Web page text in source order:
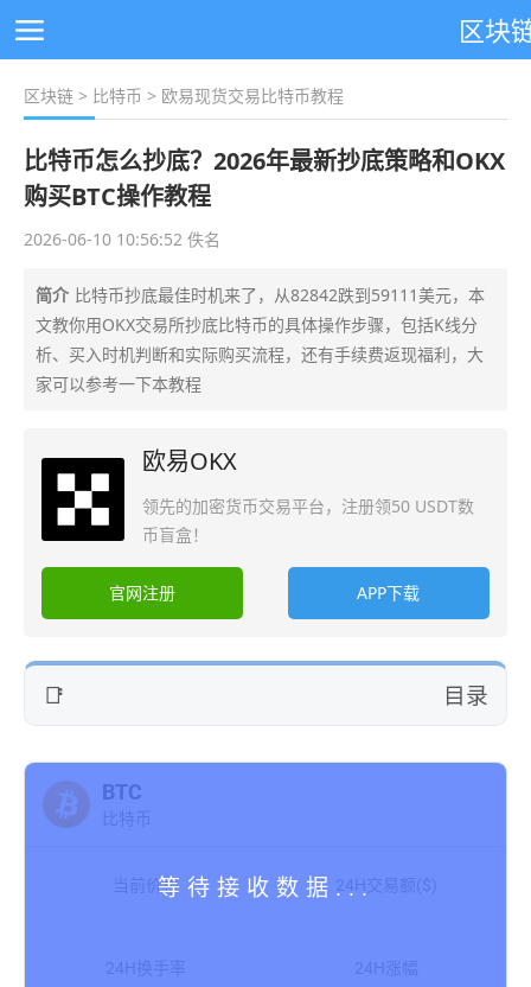
区块
区块链 > 比特币 > 欧易现货交易比特币教程
比特币怎么抄底？2026年最新抄底策略和OKX
购买BTC操作教程
2026-06-10 10:56:52 佚名
简介 比特币抄底最佳时机来了，从82842跌到59111美元，本
文教你用OKX交易所抄底比特币的具体操作步骤，包括K线分
析、买入时机判断和实际购买流程，还有手续费返现福利，大
家可以参考一下本教程
欧易OKX
领先的加密货币交易平台，注册领50 USDT数
币盲盒！
官网注册 APP下载
目录
BTC
比特币
当前价格 24H交易额($)
24H换手率 24H涨幅